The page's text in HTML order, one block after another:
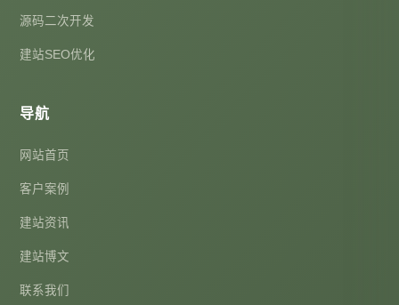
源码二次开发
建站SEO优化
导航
网站首页
客户案例
建站资讯
建站博文
联系我们